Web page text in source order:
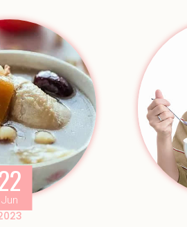
Jun